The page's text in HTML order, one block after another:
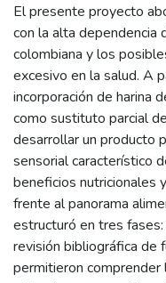
El presente proyecto
con la alta dependencia
colombiana y los
excesivo en la salud. A
incorporación de harina
como sustituto parcial
desarrollar un producto
sensorial característico
beneficios nutricionales
frente al panorama
estructuró en tres fases:
revisión bibliográfica de
permitieron comprender